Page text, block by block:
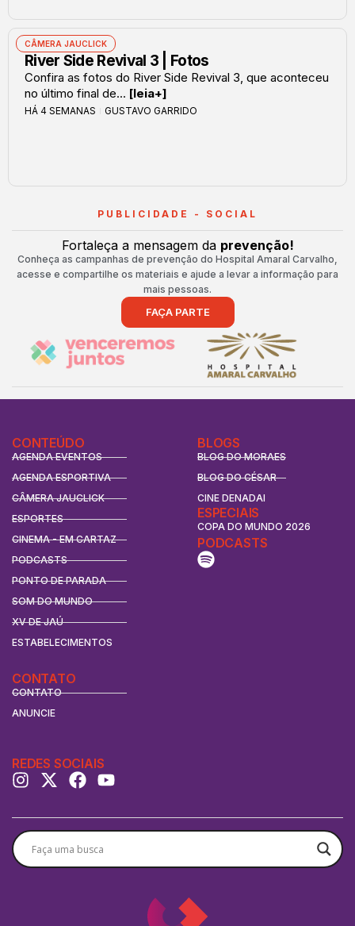
CÂMERA JAUCLICK
River Side Revival 3 | Fotos
Confira as fotos do River Side Revival 3, que aconteceu
no último final de... [leia+]
HÁ 4 SEMANAS GUSTAVO GARRIDO
PUBLICIDADE - SOCIAL
Fortaleça a mensagem da prevenção!
Conheça as campanhas de prevenção do Hospital Amaral Carvalho,
acesse e compartilhe os materiais e ajude a levar a informação para
mais pessoas.
FAÇA PARTE
CONTEÚDO
AGENDA EVENTOS
AGENDA ESPORTIVA
CÂMERA JAUCLICK
ESPORTES
CINEMA - EM CARTAZ
PODCASTS
PONTO DE PARADA
SOM DO MUNDO
XV DE JAÚ
ESTABELECIMENTOS
BLOGS
BLOG DO MORAES
BLOG DO CÉSAR
CINE DENADAI
ESPECIAIS
COPA DO MUNDO 2026
CONTATO
CONTATO
ANUNCIE
PODCASTS
REDES SOCIAIS